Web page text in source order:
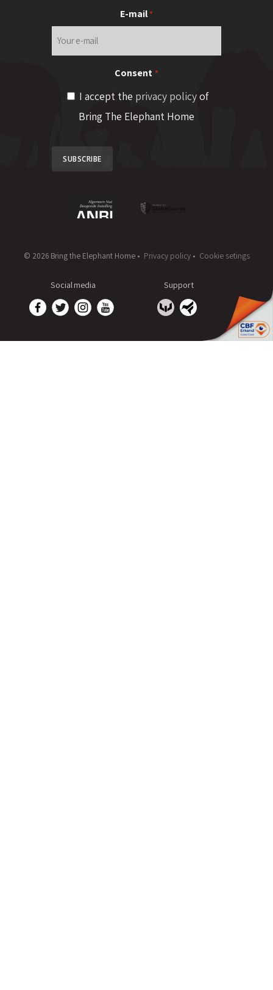
E-mail*
Consent *
I accept the privacy policyof
Bring The Elephant Home
SUBSCRIBE
© 2026 Bring the Elephant Home • Privacy policy• Cookie setings
Social media Support